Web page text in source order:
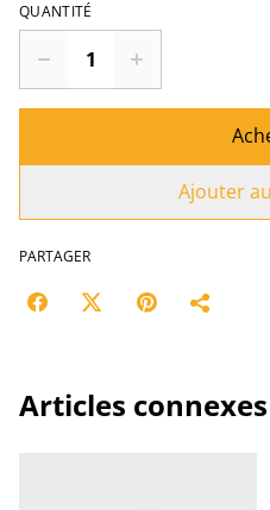
QUANTITÉ
Ajouter
PARTAGER
Articles connexes